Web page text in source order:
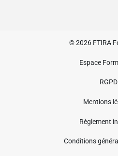
© 2026 FTIRA
Espace
RGPD
Mentions
Règlement
Conditions